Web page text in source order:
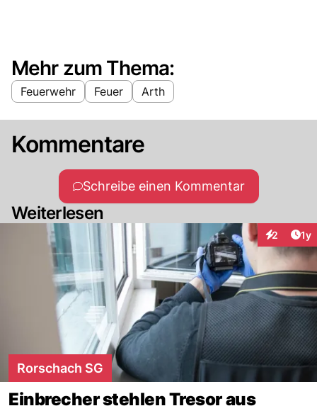
Mehr zum Thema:
Feuerwehr Feuer Arth
Kommentare
Schreibe einen Kommentar
Weiterlesen
2 1y
Rorschach SG
Einbrecher stehlen Tresor aus